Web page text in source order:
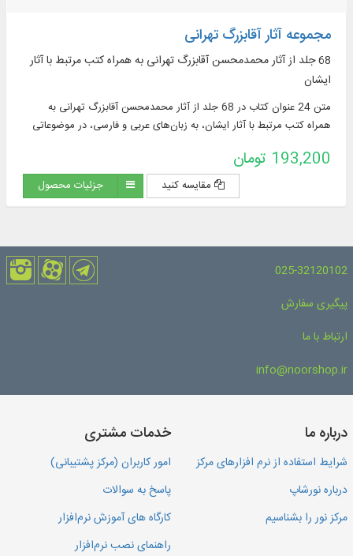
مجموعه آثار آقابزرگ تهرانی
68 جلد از آثار محمدمحسن آقابزرگ تهرانی به همراه کتب مرتبط با آثار
ایشان
متن 24 عنوان کتاب در 68 جلد از آثار محمدمحسن آقابزرگ تهرانی به
همراه کتب مرتبط با آثار ایشان، به زبان‌های عربی و فارسی، در موضوعاتی
193,200 تومان
مقایسه کنید جزئیات محصول
025-32120102
پیگیری سفارش
ارتباط با ما
info@noorshop.ir
درباره ما
شرایط استفاده از نرم افزارهای مرکز
درباره نورشاپ
مرکز نور را بشناسیم
خدمات مشتری
امور کاربران (مرکز پشتیبانی)
پاسخ به سوالات
کارگاه های آموزش نرم‌افزار
راهنمای نصب نرم‌افزار